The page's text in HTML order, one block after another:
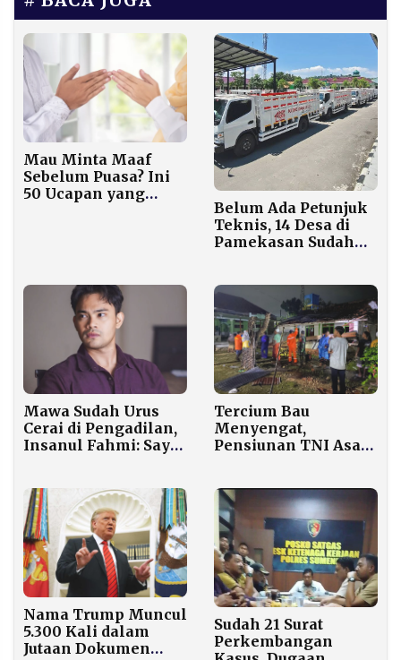
Mau Minta Maaf
Sebelum Puasa? Ini
50 Ucapan yang
Belum Ada Petunjuk
Teknis, 14 Desa di
Pamekasan Sudah
Putih
Mawa Sudah Urus
Cerai di Pengadilan,
Insanul Fahmi: Saya
Tercium Bau
Menyengat,
Pensiunan TNI Asal
Meninggal di
Pamekasan
Nama Trump Muncul
5.300 Kali dalam
Jutaan Dokumen
Sudah 21 Surat
Perkembangan